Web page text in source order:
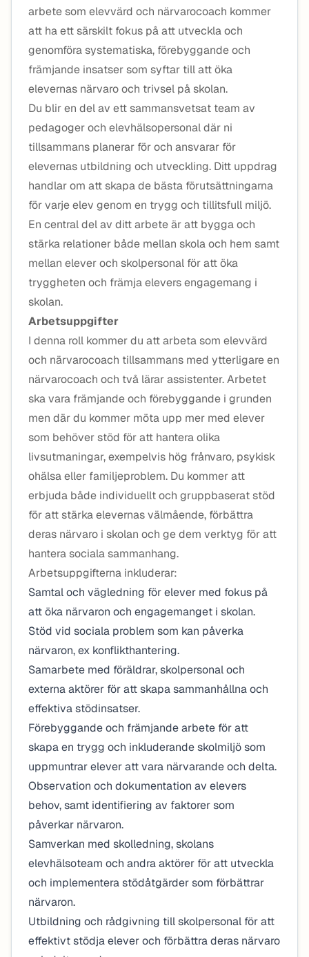
arbete som elevvärd och närvarocoach kommer
att ha ett särskilt fokus på att utveckla och
genomföra systematiska, förebyggande och
främjande insatser som syftar till att öka
elevernas närvaro och trivsel på skolan.
Du blir en del av ett sammansvetsat team av
pedagoger och elevhälsopersonal där ni
tillsammans planerar för och ansvarar för
elevernas utbildning och utveckling. Ditt uppdrag
handlar om att skapa de bästa förutsättningarna
för varje elev genom en trygg och tillitsfull miljö.
En central del av ditt arbete är att bygga och
stärka relationer både mellan skola och hem samt
mellan elever och skolpersonal för att öka
tryggheten och främja elevers engagemang i
skolan.
Arbetsuppgifter
I denna roll kommer du att arbeta som elevvärd
och närvarocoach tillsammans med ytterligare en
närvarocoach och två lärar assistenter. Arbetet
ska vara främjande och förebyggande i grunden
men där du kommer möta upp mer med elever
som behöver stöd för att hantera olika
livsutmaningar, exempelvis hög frånvaro, psykisk
ohälsa eller familjeproblem. Du kommer att
erbjuda både individuellt och gruppbaserat stöd
för att stärka elevernas välmående, förbättra
deras närvaro i skolan och ge dem verktyg för att
hantera sociala sammanhang.
Arbetsuppgifterna inkluderar:
Samtal och vägledning för elever med fokus på
att öka närvaron och engagemanget i skolan.
Stöd vid sociala problem som kan påverka
närvaron, ex konflikthantering.
Samarbete med föräldrar, skolpersonal och
externa aktörer för att skapa sammanhållna och
effektiva stödinsatser.
Förebyggande och främjande arbete för att
skapa en trygg och inkluderande skolmiljö som
uppmuntrar elever att vara närvarande och delta.
Observation och dokumentation av elevers
behov, samt identifiering av faktorer som
påverkar närvaron.
Samverkan med skolledning, skolans
elevhälsoteam och andra aktörer för att utveckla
och implementera stödåtgärder som förbättrar
närvaron.
Utbildning och rådgivning till skolpersonal för att
effektivt stödja elever och förbättra deras närvaro